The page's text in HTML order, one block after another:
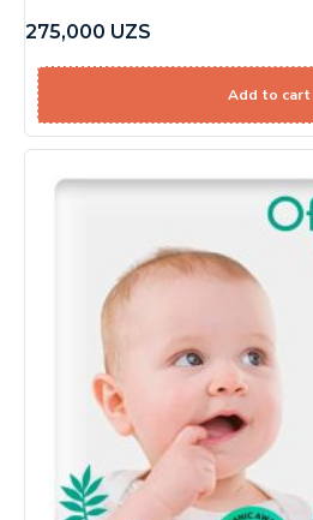
275,000 UZS
Add to cart